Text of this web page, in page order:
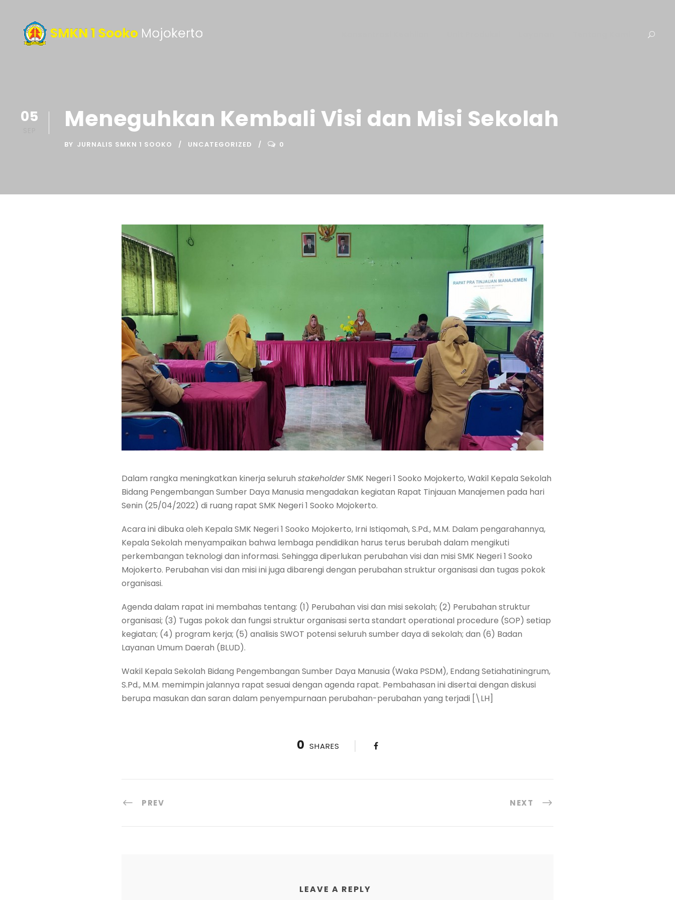
05 Meneguhkan Kembali Visi dan Misi Sekolah
BY JURNALIS SMKN 1 SOOKO UNCATEGORIZED 0
Dalam rangka meningkatkan kinerja seluruh stakeholderSMK Negeri 1 Sooko Mojokerto, Wakil Kepala Sekolah
Bidang Pengembangan Sumber Daya Manusia mengadakan kegiatan Rapat Tinjauan Manajemen pada hari
Senin (25/04/2022) di ruang rapat SMK Negeri 1 Sooko Mojokerto.
Acara ini dibuka oleh Kepala SMK Negeri 1 Sooko Mojokerto, Irni Istiqomah, S.Pd., M.M. Dalam pengarahannya,
Kepala Sekolah menyampaikan bahwa lembaga pendidikan harus terus berubah dalam mengikuti
perkembangan teknologi dan informasi. Sehingga diperlukan perubahan visi dan misi SMK Negeri 1 Sooko
Mojokerto. Perubahan visi dan misi ini juga dibarengi dengan perubahan struktur organisasi dan tugas pokok
organisasi.
Agenda dalam rapat ini membahas tentang: (1) Perubahan visi dan misi sekolah; (2) Perubahan struktur
organisasi; (3) Tugas pokok dan fungsi struktur organisasi serta standart operational procedure (SOP) setiap
kegiatan; (4) program kerja; (5) analisis SWOT potensi seluruh sumber daya di sekolah; dan (6) Badan
Layanan Umum Daerah (BLUD).
Wakil Kepala Sekolah Bidang Pengembangan Sumber Daya Manusia (Waka PSDM), Endang Setiahatiningrum,
S.Pd., M.M. memimpin jalannya rapat sesuai dengan agenda rapat. Pembahasan ini disertai dengan diskusi
berupa masukan dan saran dalam penyempurnaan perubahan-perubahan yang terjadi [\LH]
0 SHARES
PREV NEXT
LEAVE A REPLY